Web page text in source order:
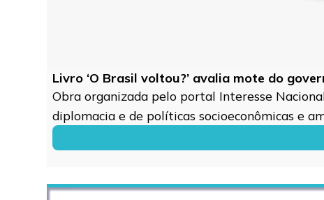
Livro ‘O Brasil voltou?’ avalia mote do
Obra organizada pelo portal Interesse
diplomacia e de políticas socioeconômicas e